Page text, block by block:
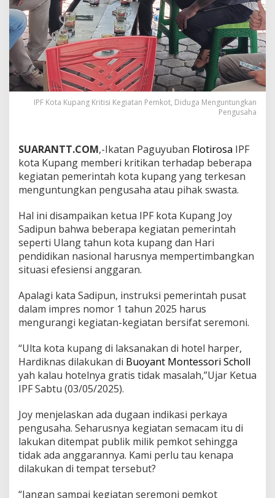
IPF Kota Kupang Kritisi Kegiatan Pemkot, Diduga Menguntungkan
Pengusaha
SUARANTT.COM,-Ikatan Paguyuban Flotirosa IPF
kota Kupang memberi kritikan terhadap beberapa
kegiatan pemerintah kota kupang yang terkesan
menguntungkan pengusaha atau pihak swasta.
Hal ini disampaikan ketua IPF kota Kupang Joy
Sadipun bahwa beberapa kegiatan pemerintah
seperti Ulang tahun kota kupang dan Hari
pendidikan nasional harusnya mempertimbangkan
situasi efesiensi anggaran.
Apalagi kata Sadipun, instruksi pemerintah pusat
dalam impres nomor 1 tahun 2025 harus
mengurangi kegiatan-kegiatan bersifat seremoni.
“Ulta kota kupang di laksanakan di hotel harper,
Hardiknas dilakukan di Buoyant Montessori Scholl
yah kalau hotelnya gratis tidak masalah,”Ujar Ketua
IPF Sabtu (03/05/2025).
Joy menjelaskan ada dugaan indikasi perkaya
pengusaha. Seharusnya kegiatan semacam itu di
lakukan ditempat publik milik pemkot sehingga
tidak ada anggarannya. Kami perlu tau kenapa
dilakukan di tempat tersebut?
“Jangan sampai kegiatan seremoni pemkot